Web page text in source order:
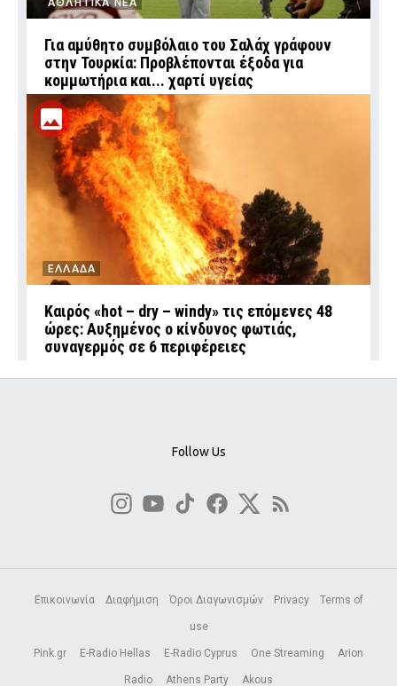
Για αμύθητο συμβόλαιο του Σαλάχ γράφουν
στην Τουρκία: Προβλέπονται έξοδα για
κομμωτήρια και... χαρτί υγείας
ΕΛΛΑΔΑ
Καιρός «hot – dry – windy» τις επόμενες 48
ώρες: Αυξημένος ο κίνδυνος φωτιάς,
συναγερμός σε 6 περιφέρειες
Follow Us
Επικοινωνία Διαφήμιση Όροι Διαγωνισμών Privacy Terms of
use
Pink.gr E-Radio Hellas E-Radio Cyprus One Streaming Arion
Radio Athens Party Akous